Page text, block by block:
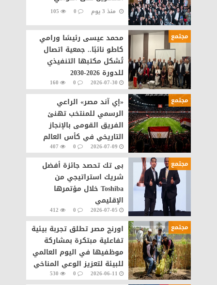
منذ 3 يوم 0
105
مجتمع
محمد عيسى رئيسًا ورامي
كاطو نائبًا.. جمعية اتصال
تُشكل مكتبها التنفيذي
للدورة 2026-2030
2026-07-30
0
160
مجتمع
«إي آند مصر» الراعي
الرسمي للمنتخب تهنئ
الفريق القومى بالإنجاز
التاريخي في كأس العالم
2026-07-09
0
407
مجتمع
بى تك تحصد جائزة أفضل
شريك استراتيجي من
Toshiba خلال مؤتمرها
الإقليمي
2026-07-05
0
412
مجتمع
اورنچ مصر تطلق تجربة بيئية
تفاعلية مبتكرة بمشاركة
موظفيها في اليوم العالمي
للبيئة لتعزيز الوعي المناخي
2026-06-11
0
530